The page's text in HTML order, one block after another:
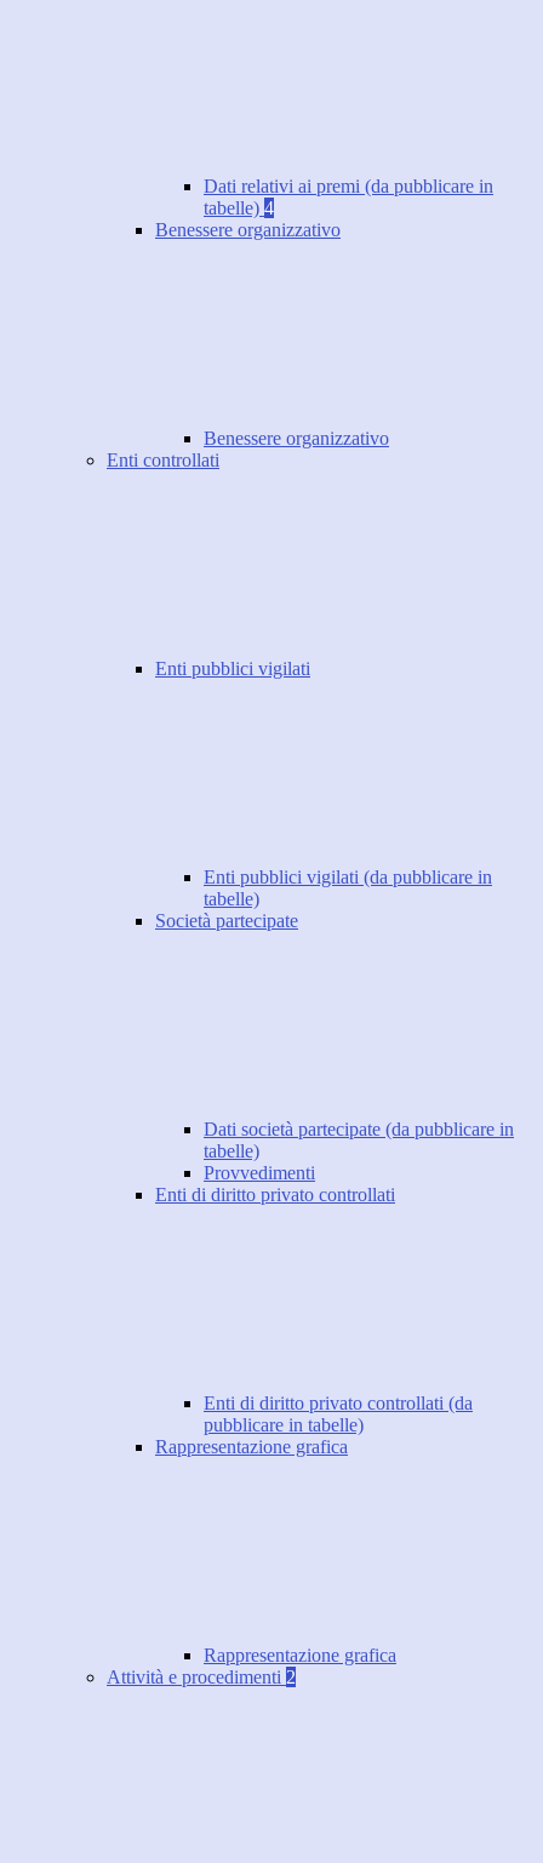
Dati relativi ai premi (da pubblicare in
tabelle) 4
Benessere organizzativo
Benessere organizzativo
Enti controllati
Enti pubblici vigilati
Enti pubblici vigilati (da pubblicare in
tabelle)
Società partecipate
Dati società partecipate (da pubblicare in
tabelle)
Provvedimenti
Enti di diritto privato controllati
Enti di diritto privato controllati (da
pubblicare in tabelle)
Rappresentazione grafica
Rappresentazione grafica
Attività e procedimenti 2